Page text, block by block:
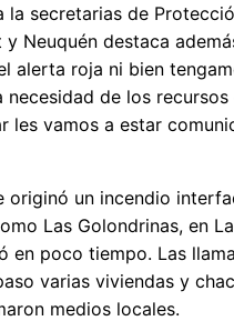
la secretarias de
y Neuquén destaca
alerta roja ni bien
de los recursos
les vamos a estar
originó un incendio
Las Golondrinas, en
en poco tiempo. Las
varias viviendas y
medios locales.